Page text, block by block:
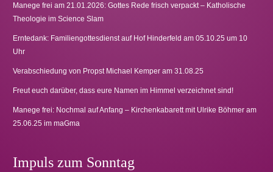
Manege frei am 21.01.2026: Gottes Rede frisch verpackt – Katholische
Theologie im Science Slam
Erntedank: Familiengottesdienst auf Hof Hinderfeld am 05.10.25 um 10
Uhr
Verabschiedung von Propst Michael Kemper am 31.08.25
Freut euch darüber, dass eure Namen im Himmel verzeichnet sind!
Manege frei: Nochmal auf Anfang – Kirchenkabarett mit Ulrike Böhmer am
25.06.25 im maGma
Impuls zum Sonntag